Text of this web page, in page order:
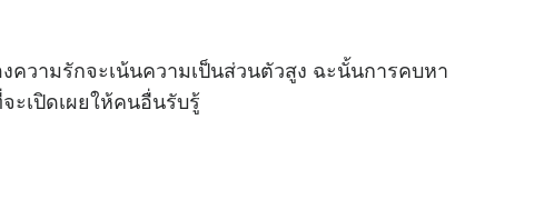
ความรักจะเน้นความเป็นส่วนตัวสูง ฉะนั้นการคบหา
ะเปิดเผยให้คนอื่นรับรู้